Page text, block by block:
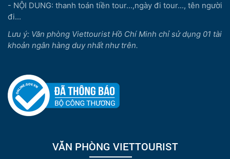
- NỘI DUNG: thanh toán tiền tour...,ngày đi tour..., tên người
đi...
Lưu ý: Văn phòng Viettourist Hồ Chí Minh chỉ sử dụng 01 tài
khoản ngân hàng duy nhất như trên.
VĂN PHÒNG VIETTOURIST